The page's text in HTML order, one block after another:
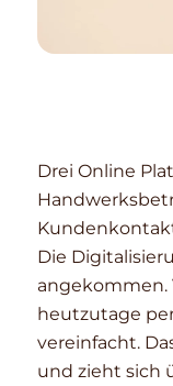
Drei Online
Die
angekommen.
heutzutage
vereinfacht.
und zieht sich